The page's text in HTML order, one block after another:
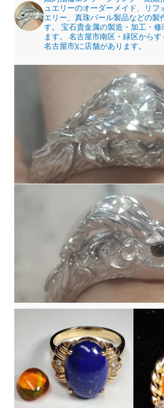
ュエリーのオーダーメイド、リフ
エリー、真珠パール製品などの製
す。
宝石貴金属の製造・加工・
ます。
名古屋市南区・緑区から
名古屋市)に店舗があります。